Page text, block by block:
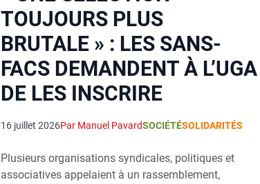
TOUJOURS PLUS
BRUTALE » : LES SANS-
FACS DEMANDENT À L’UGA
DE LES INSCRIRE
16 juillet 2026Par Manuel PavardSOCIÉTÉSOLIDARITÉS
Plusieurs organisations syndicales, politiques et
associatives appelaient à un rassemblement,